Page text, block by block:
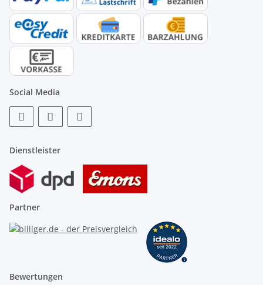
Social Media
Dienstleister
Partner
Bewertungen